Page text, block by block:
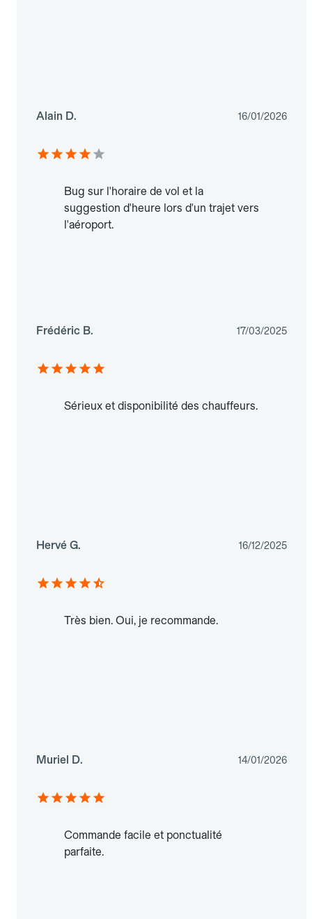
Alain D. 16/01/2026
Bug sur l'horaire de vol et la
suggestion d'heure lors d'un trajet vers
l'aéroport.
Frédéric B. 17/03/2025
Sérieux et disponibilité des chauffeurs.
Hervé G. 16/12/2025
Très bien. Oui, je recommande.
Muriel D. 14/01/2026
Commande facile et ponctualité
parfaite.